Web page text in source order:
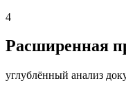
4
Расширенная
углублённый анализ